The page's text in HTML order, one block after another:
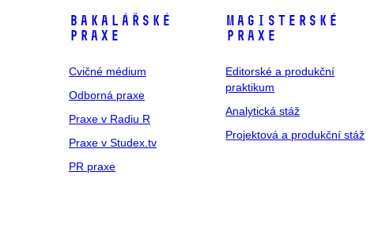
Bakalářské
praxe
Cvičné médium
Odborná praxe
Praxe v Radiu R
Praxe v Studex.tv
PR praxe
Magisterské
praxe
Editorské a produkční
praktikum
Analytická stáž
Projektová a produkční stáž